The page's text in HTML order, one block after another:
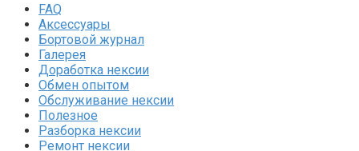
FAQ
Аксессуары
Бортовой журнал
Галерея
Доработка нексии
Обмен опытом
Обслуживание нексии
Полезное
Разборка нексии
Ремонт нексии